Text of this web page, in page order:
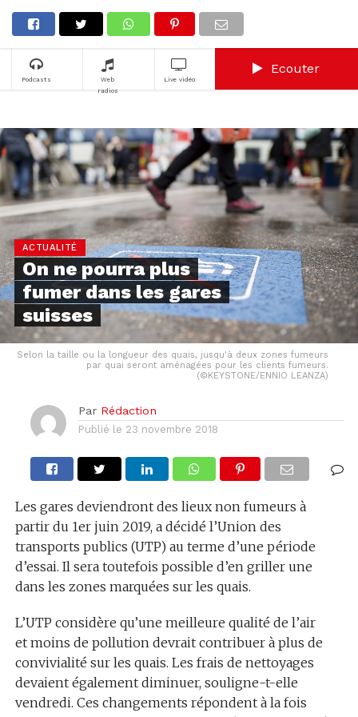
Podcasts
Web
radios
Live vidéo
Ecouter
ACTUALITÉ
On ne pourra plus
fumer dans les gares
suisses
Selon la taille ou la longueur des quais, jusqu'à deux zones fumeurs
par quai seront aménagées pour les clients fumeurs.
(©KEYSTONE/ENNIO LEANZA)
Par Rédaction
Publié le 23 novembre 2018
Les gares deviendront des lieux non fumeurs à
partir du 1er juin 2019, a décidé l’Union des
transports publics (UTP) au terme d’une période
d’essai. Il sera toutefois possible d’en griller une
dans les zones marquées sur les quais.
L’UTP considère qu’une meilleure qualité de l’air
et moins de pollution devrait contribuer à plus de
convivialité sur les quais. Les frais de nettoyages
devaient également diminuer, souligne-t-elle
vendredi. Ces changements répondent à la fois